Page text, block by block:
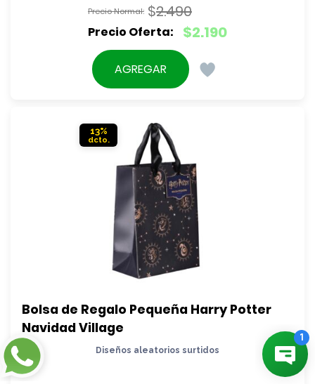
$2.490
El
precio
original
$2.190
El
precio
actual
AGREGAR
13%
Bolsa de Regalo Pequeña Harry Potter
Navidad Village
Diseños aleatorios surtidos